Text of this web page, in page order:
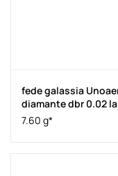
fede galassia
diamante dbr 0.02
7.60 g*